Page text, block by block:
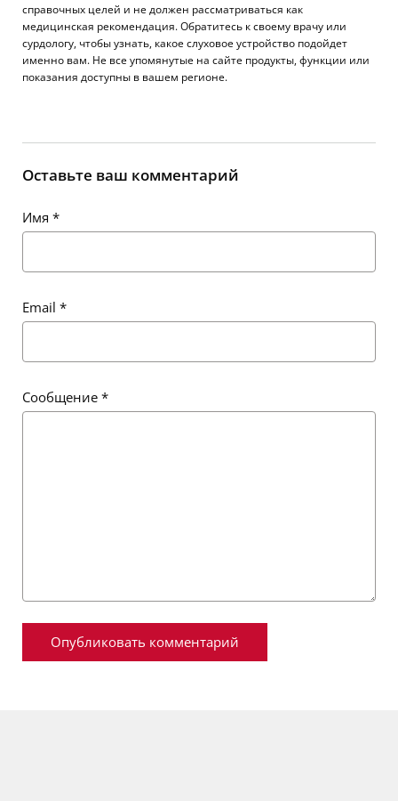
справочных целей и не должен рассматриваться как
медицинская рекомендация. Обратитесь к своему врачу или
сурдологу, чтобы узнать, какое слуховое устройство подойдет
именно вам. Не все упомянутые на сайте продукты, функции или
показания доступны в вашем регионе.
Оставьте ваш комментарий
Имя *
Email *
Сообщение *